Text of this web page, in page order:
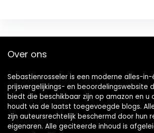
Over ons
Sebastienrosseler is een moderne alles-in-
prijsvergelijkings- en beoordelingswebsite
biedt die beschikbaar zijn op amazon en u
houdt via de laatst toegevoegde blogs.
zijn auteursrechtelijk beschermd door hun
eigenaren. Alle geciteerde inhoud is